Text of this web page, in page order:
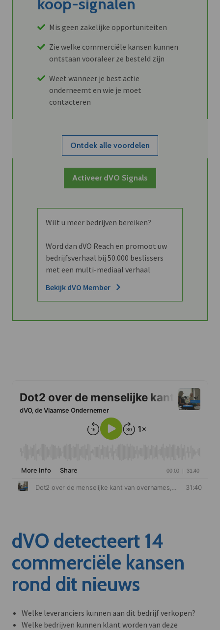
Mis geen zakelijke opportuniteiten
Zie welke commerciële kansen kunnen
ontstaan vooraleer ze besteld zijn
Weet wanneer je best actie
onderneemt en wie je moet
contacteren
Ontdek alle voordelen
Activeer dVO Signals
Wilt u meer bedrijven bereiken?
Word dan dVO Reach en promoot uw
bedrijfsverhaal bij 50.000 beslissers
met een multi-mediaal verhaal
Bekijk dVO Member
dVO detecteert 14
commerciële kansen
rond dit nieuws
Welke leveranciers kunnen aan dit bedrijf verkopen?
Welke bedrijven kunnen klant worden van deze